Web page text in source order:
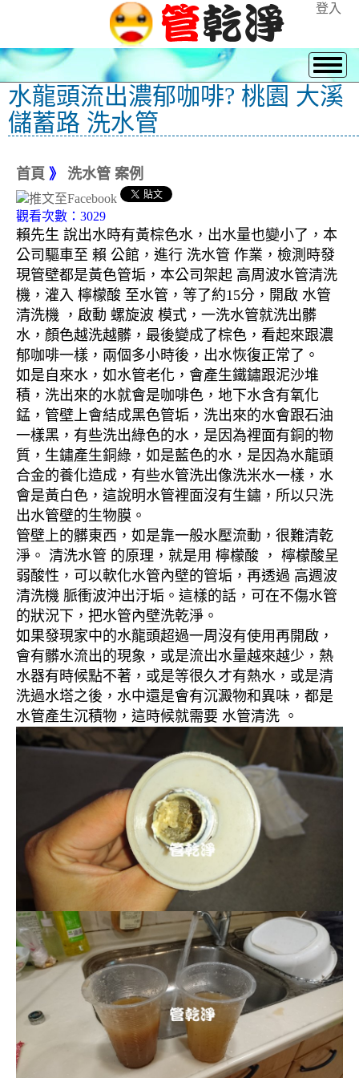
登入
水龍頭流出濃郁咖啡? 桃園 大溪
儲蓄路 洗水管
首頁 》 洗水管 案例
觀看次數：3029
賴先生 說出水時有黃棕色水，出水量也變小了，本
公司驅車至 賴 公館，進行 洗水管 作業，檢測時發
現管壁都是黃色管垢，本公司架起 高周波水管清洗
機，灌入 檸檬酸 至水管，等了約15分，開啟 水管
清洗機 ，啟動 螺旋波 模式，一洗水管就洗出髒
水，顏色越洗越髒，最後變成了棕色，看起來跟濃
郁咖啡一樣，兩個多小時後，出水恢復正常了。
如是自來水，如水管老化，會產生鐵鏽跟泥沙堆
積，洗出來的水就會是咖啡色，地下水含有氧化
錳，管壁上會結成黑色管垢，洗出來的水會跟石油
一樣黑，有些洗出綠色的水，是因為裡面有銅的物
質，生鏽產生銅綠，如是藍色的水，是因為水龍頭
合金的養化造成，有些水管洗出像洗米水一樣，水
會是黃白色，這說明水管裡面沒有生鏽，所以只洗
出水管壁的生物膜。
管壁上的髒東西，如是靠一般水壓流動，很難清乾
淨。 清洗水管 的原理，就是用 檸檬酸 ， 檸檬酸呈
弱酸性，可以軟化水管內壁的管垢，再透過 高週波
清洗機 脈衝波沖出汙垢。這樣的話，可在不傷水管
的狀況下，把水管內壁洗乾淨。
如果發現家中的水龍頭超過一周沒有使用再開啟，
會有髒水流出的現象，或是流出水量越來越少，熱
水器有時候點不著，或是等很久才有熱水，或是清
洗過水塔之後，水中還是會有沉澱物和異味，都是
水管產生沉積物，這時候就需要 水管清洗 。